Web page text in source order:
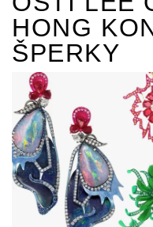
HONG
ŠPERKY